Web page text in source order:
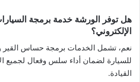
هل توفر الورشة خدمة برمجة
الإلكتروني؟
نعم، تشمل الخدمات برمجة حساس القير
للسيارة لضمان أداء سلس وفعال لجميع
القيادة.